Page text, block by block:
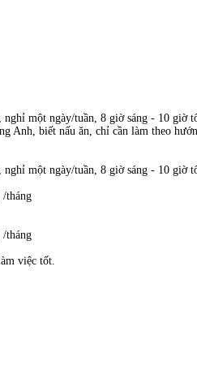
một ngày/tuần, 8 giờ sáng - 10 giờ
Anh, biết nấu ăn, chỉ cần làm theo
một ngày/tuần, 8 giờ sáng - 10 giờ
/tháng
/tháng
việc tốt.